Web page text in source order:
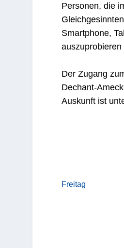
Personen, die
Smartphone,
Der Zugang
Dechant-
Auskunft ist
Freitag